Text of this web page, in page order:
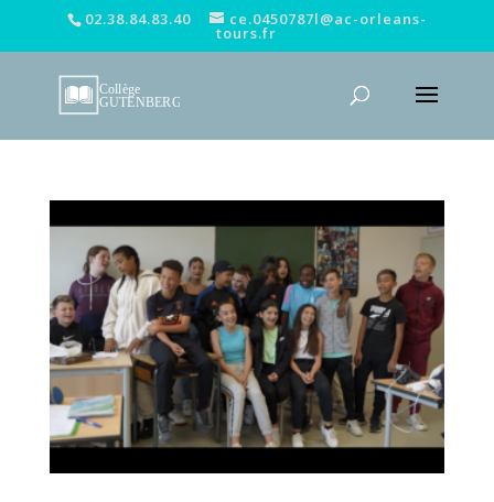
02.38.84.83.40 ce.0450787l@ac-orleans-
tours.fr